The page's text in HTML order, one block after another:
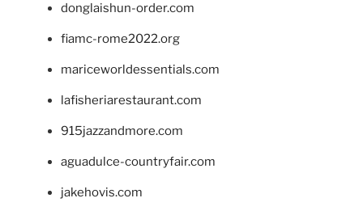
donglaishun-order.com
fiamc-rome2022.org
mariceworldessentials.com
lafisheriarestaurant.com
915jazzandmore.com
aguadulce-countryfair.com
jakehovis.com